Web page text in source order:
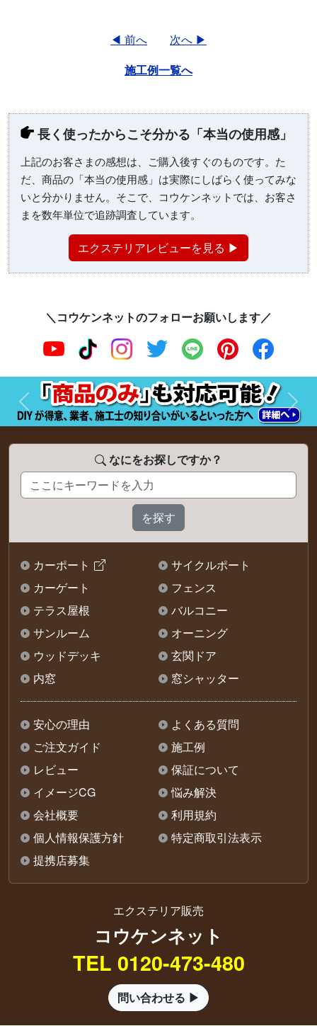
◀ 前へ
次へ ▶
施工例一覧へ
長く使ったからこそ分かる「本当の使用感」
上記のお客さまの感想は、ご購入後すぐのものです。た
だ、商品の「本当の使用感」は実際にしばらく使ってみな
いと分かりません。そこで、コウケンネットでは、お客さ
まを数年単位で追跡調査しています。
エクステリアレビューを見る ▶
＼コウケンネットのフォローお願いします／
前へ 次へ
なにをお探しですか？
カーポート
サイクルポート
カーゲート
フェンス
テラス屋根
バルコニー
サンルーム
オーニング
ウッドデッキ
玄関ドア
内窓
窓シャッター
安心の理由
よくある質問
ご注文ガイド
施工例
レビュー
保証について
イメージCG
悩み解決
会社概要
利用規約
個人情報保護方針
特定商取引法表示
提携店募集
エクステリア販売
コウケンネット
TEL 0120-473-480
問い合わせる ▶